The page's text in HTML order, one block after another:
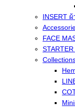
INSERT
FACE